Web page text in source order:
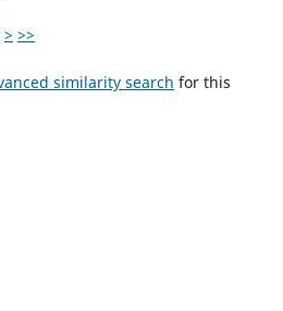
> >>
similarity search for this